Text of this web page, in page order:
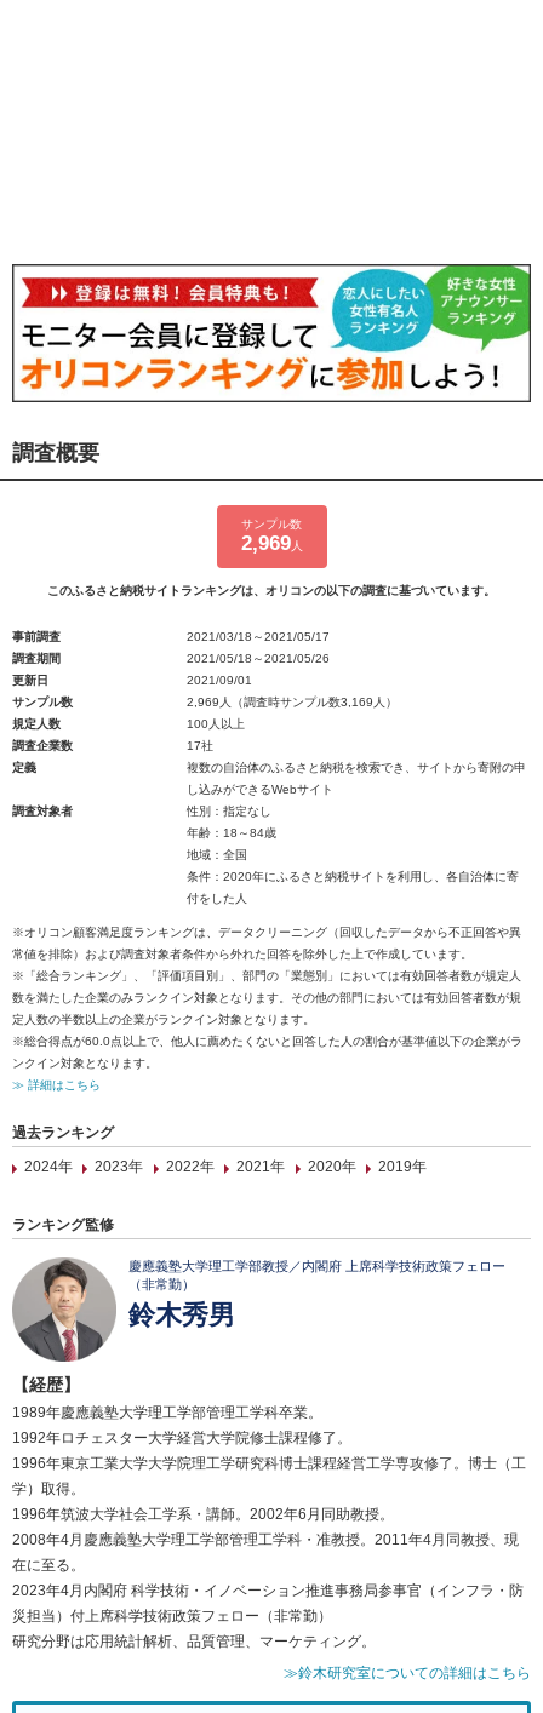
調査概要
サンプル数
2,969人
このふるさと納税サイトランキングは、オリコンの以下の調査に基づいています。
事前調査
2021/03/18～2021/05/17
調査期間
2021/05/18～2021/05/26
更新日
2021/09/01
サンプル数
2,969人（調査時サンプル数3,169人）
規定人数
100人以上
調査企業数
17社
定義
複数の自治体のふるさと納税を検索でき、サイトから寄附の申
し込みができるWebサイト
調査対象者
性別：指定なし
年齢：18～84歳
地域：全国
条件：2020年にふるさと納税サイトを利用し、各自治体に寄
付をした人
※オリコン顧客満足度ランキングは、データクリーニング（回収したデータから不正回答や異
常値を排除）および調査対象者条件から外れた回答を除外した上で作成しています。
※「総合ランキング」、「評価項目別」、部門の「業態別」においては有効回答者数が規定人
数を満たした企業のみランクイン対象となります。その他の部門においては有効回答者数が規
定人数の半数以上の企業がランクイン対象となります。
※総合得点が60.0点以上で、他人に薦めたくないと回答した人の割合が基準値以下の企業がラ
ンクイン対象となります。
≫ 詳細はこちら
過去ランキング
2024年
2023年 2022年 2021年 2020年 2019年
ランキング監修
慶應義塾大学理工学部教授／内閣府 上席科学技術政策フェロー
（非常勤）
鈴木秀男
【経歴】
1989年慶應義塾大学理工学部管理工学科卒業。
1992年ロチェスター大学経営大学院修士課程修了。
1996年東京工業大学大学院理工学研究科博士課程経営工学専攻修了。博士（工
学）取得。
1996年筑波大学社会工学系・講師。2002年6月同助教授。
2008年4月慶應義塾大学理工学部管理工学科・准教授。2011年4月同教授、現
在に至る。
2023年4月内閣府 科学技術・イノベーション推進事務局参事官（インフラ・防
災担当）付上席科学技術政策フェロー（非常勤）
研究分野は応用統計解析、品質管理、マーケティング。
≫鈴木研究室についての詳細はこちら